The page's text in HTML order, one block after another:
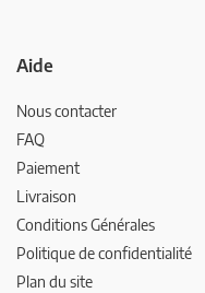
Aide
Nous contacter
FAQ
Paiement
Livraison
Conditions Générales
Politique de confidentialité
Plan du site